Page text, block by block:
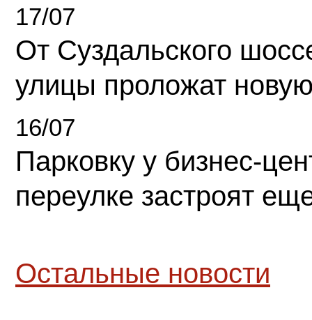
17/07
От Суздальского
улицы проложат
16/07
Парковку у бизнес-
переулке застроят
Остальные новости